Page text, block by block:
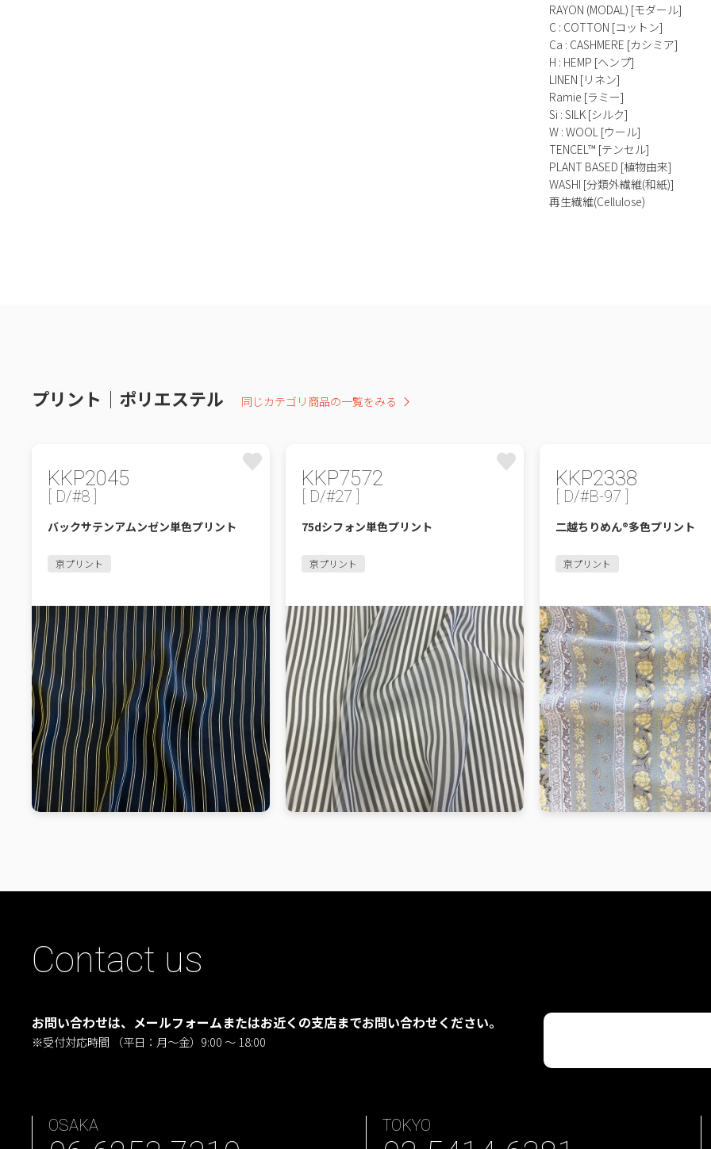
RAYON (MODAL) [モダール]
C : COTTON [コットン]
Ca : CASHMERE [カシミア]
H : HEMP [ヘンプ]
LINEN [リネン]
Ramie [ラミー]
Si : SILK [シルク]
W : WOOL [ウール]
TENCEL™ [テンセル]
PLANT BASED [植物由来]
WASHI [分類外繊維(和紙)]
再生繊維(Cellulose)
プリント｜ポリエステル 同じカテゴリ商品の一覧をみる
KKP2045
[ D/#8 ]
バックサテンアムンゼン単色プリント
京プリント
KKP7572
[ D/#27 ]
75dシフォン単色プリント
京プリント
KKP2338
[ D/#B-97 ]
二越ちりめん®多色プリント
京プリント
Contact us
お問い合わせは、メールフォームまたはお近くの支店までお問い合わせください。
※受付対応時間 （平日：月〜金）9:00 ～ 18:00
OSAKA TOKYO